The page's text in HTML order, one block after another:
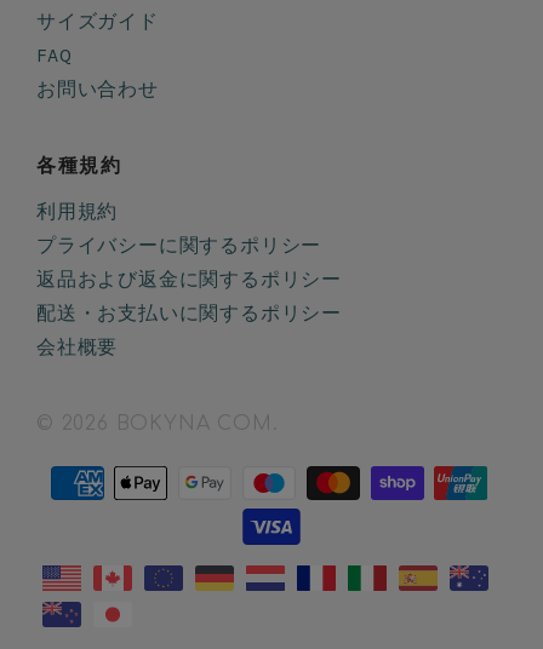
サイズガイド
FAQ
お問い合わせ
各種規約
利用規約
プライバシーに関するポリシー
返品および返金に関するポリシー
配送・お支払いに関するポリシー
会社概要
© 2026 BOKYNA COM.